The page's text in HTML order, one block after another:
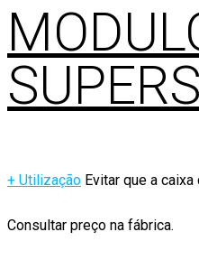
+ Utilização Evitar que a
Consultar preço na fábrica.